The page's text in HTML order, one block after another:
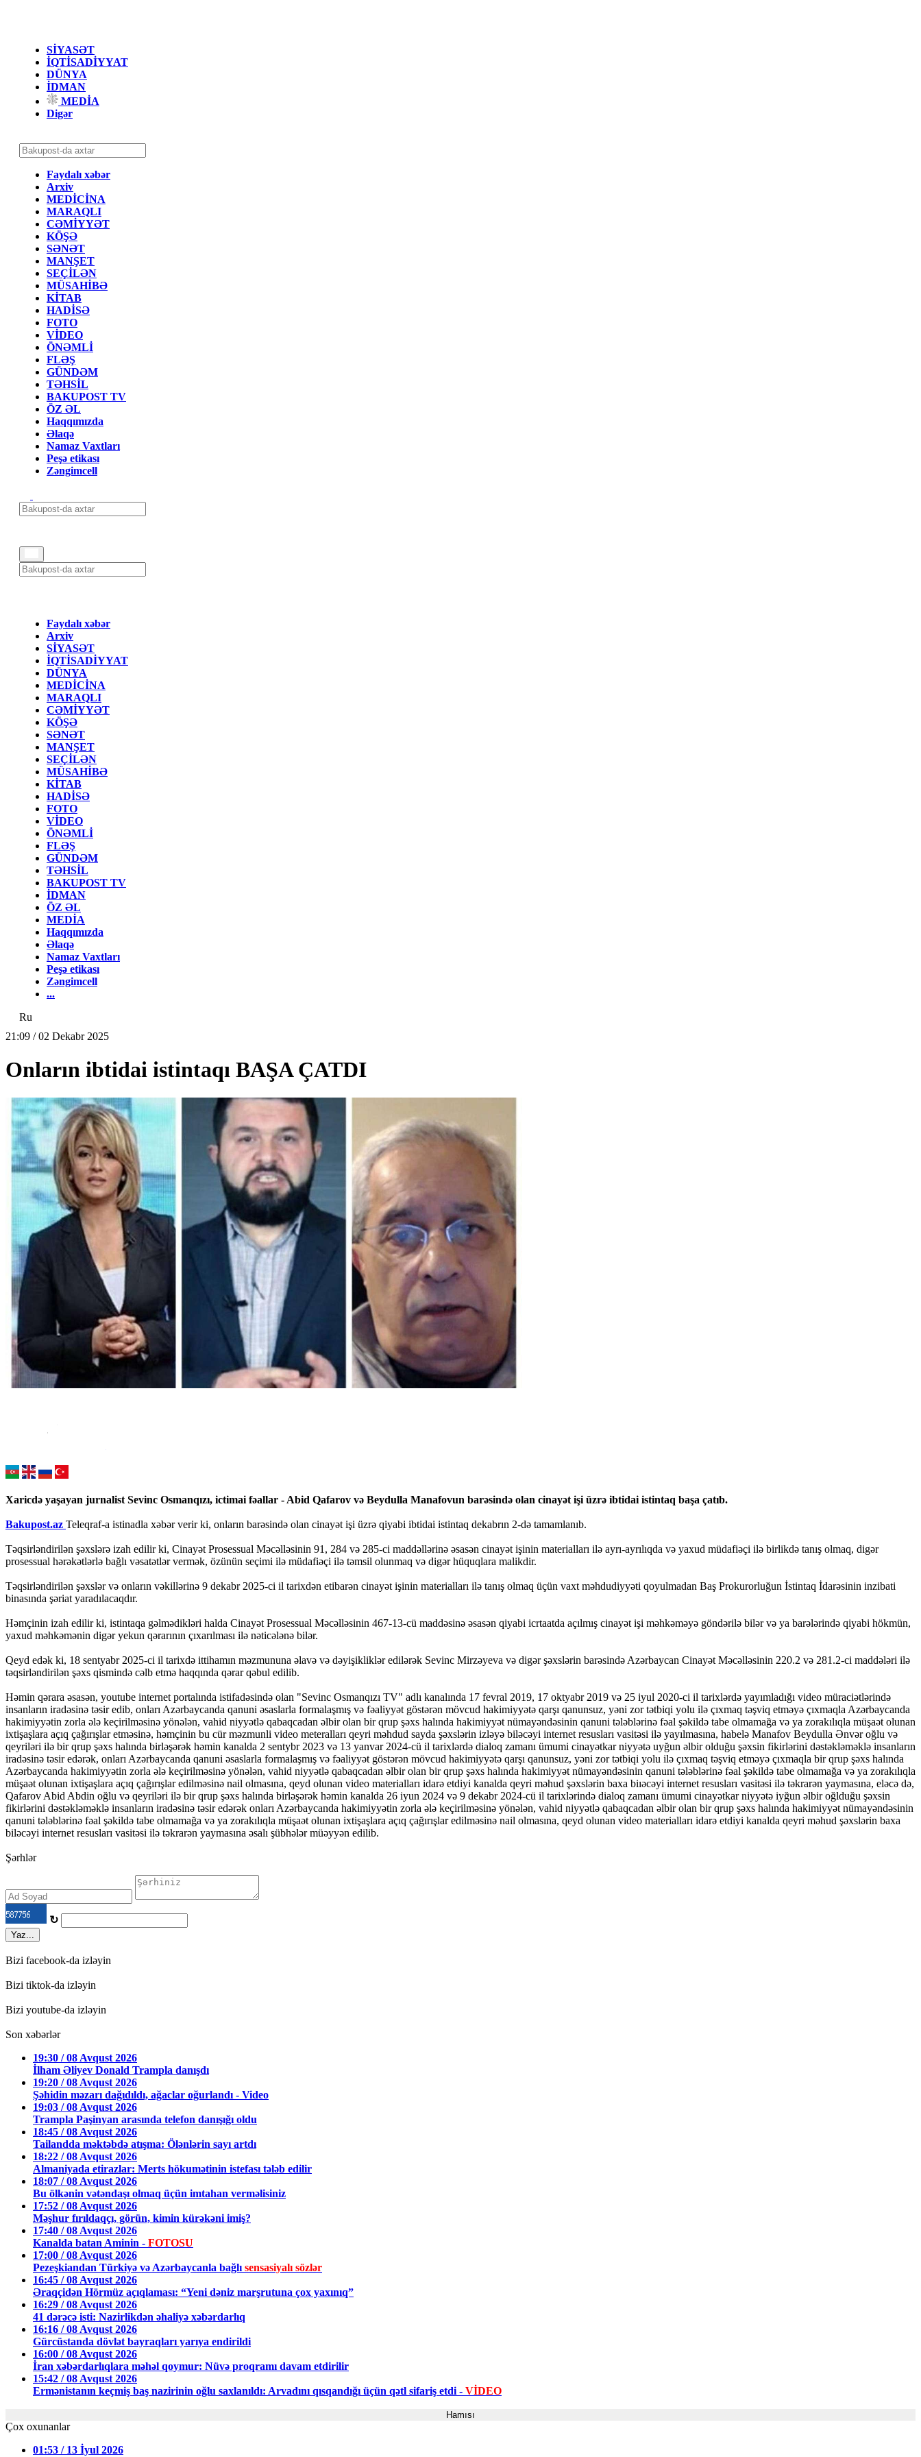
SİYASƏT
İQTİSADİYYAT
DÜNYA
İDMAN
MEDİA
Digər
Faydalı xəbər
Arxiv
MEDİCİNA
MARAQLI
CƏMİYYƏT
KÖŞƏ
SƏNƏT
MANŞET
SEÇİLƏN
MÜSAHİBƏ
KİTAB
HADİSƏ
FOTO
VİDEO
ÖNƏMLİ
FLƏŞ
GÜNDƏM
TƏHSİL
BAKUPOST TV
ÖZ ƏL
Haqqımızda
Əlaqə
Namaz Vaxtları
Peşə etikası
Zəngimcell
Faydalı xəbər
Arxiv
SİYASƏT
İQTİSADİYYAT
DÜNYA
MEDİCİNA
MARAQLI
CƏMİYYƏT
KÖŞƏ
SƏNƏT
MANŞET
SEÇİLƏN
MÜSAHİBƏ
KİTAB
HADİSƏ
FOTO
VİDEO
ÖNƏMLİ
FLƏŞ
GÜNDƏM
TƏHSİL
BAKUPOST TV
İDMAN
ÖZ ƏL
MEDİA
Haqqımızda
Əlaqə
Namaz Vaxtları
Peşə etikası
Zəngimcell
...
Ru
21:09 / 02 Dekabr 2025
Onların ibtidai istintaqı BAŞA ÇATDI
Xaricdə yaşayan jurnalist Sevinc Osmanqızı, ictimai fəallar - Abid Qafarov və Beydulla Manafovun barəsində olan cinayət işi üzrə ibtidai istintaq başa çatıb.
Bakupost.az Teleqraf-a istinadla xəbər verir ki, onların barəsində olan cinayət işi üzrə qiyabi ibtidai istintaq dekabrın 2-də tamamlanıb.
Təqsirləndirilən şəxslərə izah edilir ki, Cinayət Prosessual Məcəlləsinin 91, 284 və 285-ci maddəllərinə əsasən cinayət işinin materialları ilə ayrı-ayrılıqda və yaxud müdafiəçi ilə birlikdə tanış olmaq, digər
prosessual hərəkətlərlə bağlı vəsatətlər vermək, özünün seçimi ilə müdafiəçi ilə təmsil olunmaq və digər hüquqlara malikdir.
Təqsirləndirilən şəxslər və onların vəkillərinə 9 dekabr 2025-ci il tarixdən etibarən cinayət işinin materialları ilə tanış olmaq üçün vaxt məhdudiyyəti qoyulmadan Baş Prokurorluğun İstintaq İdarəsinin inzibati
binasında şəriat yaradılacaqdır.
Həmçinin izah edilir ki, istintaqa gəlmədikləri halda Cinayət Prosessual Məcəlləsinin 467-13-cü maddəsinə əsasən qiyabi icrtaatda açılmış cinayət işi məhkəməyə göndərilə bilər və ya barələrində qiyabi hökmün,
yaxud məhkəmənin digər yekun qərarının çıxarılması ilə nəticələnə bilər.
Qeyd edək ki, 18 sentyabr 2025-ci il tarixdə ittihamın məzmununa əlavə və dəyişikliklər edilərək Sevinc Mirzəyeva və digər şəxslərin barəsində Azərbaycan Cinayət Məcəlləsinin 220.2 və 281.2-ci maddələri ilə
təqsirləndirilən şəxs qismində cəlb etmə haqqında qərar qəbul edilib.
Həmin qərara əsasən, youtube internet portalında istifadəsində olan "Sevinc Osmanqızı TV" adlı kanalında 17 fevral 2019, 17 oktyabr 2019 və 25 iyul 2020-ci il tarixlərdə yayımladığı video müraciətlərində
insanların iradəsinə təsir edib, onları Azərbaycanda qanuni əsaslarla formalaşmış və fəaliyyət göstərən mövcud hakimiyyətə qarşı qanunsuz, yəni zor tətbiqi yolu ilə çıxmaq təşviq etməyə çıxmaqla Azərbaycanda
hakimiyyətin zorla ələ keçirilməsinə yönələn, vahid niyyətlə qabaqcadan əlbir olan bir qrup şəxs halında hakimiyyət nümayəndəsinin qanuni tələblərinə fəal şəkildə tabe olmamağa və ya zorakılıqla müşaət olunan
ixtişaşlara açıq çağırışlar etməsinə, həmçinin bu cür məzmunli video meteralları qeyri məhdud sayda şəxslərin izləyə biləcəyi internet resusları vasitəsi ilə yayılmasına, habelə Manafov Beydulla Ənvər oğlu və
qeyriləri ilə bir qrup şəxs halında birləşərək həmin kanalda 2 sentybr 2023 və 13 yanvar 2024-cü il tarixlərdə dialoq zamanı ümumi cinayətkar niyyətə uyğun əlbir olduğu şəxsin fikirlərini dəstəkləməklə insanların
iradəsinə təsir edərək, onları Azərbaycanda qanuni əsaslarla formalaşmış və fəaliyyət göstərən mövcud hakimiyyətə qarşı qanunsuz, yəni zor tətbiqi yolu ilə çıxmaq təşviq etməyə çıxmaqla bir qrup şəxs halında
Azərbaycanda hakimiyyətin zorla ələ keçirilməsinə yönələn, vahid niyyətlə qabaqcadan əlbir olan bir qrup şəxs halında hakimiyyət nümayəndəsinin qanuni tələblərinə fəal şəkildə tabe olmamağa və ya zorakılıqla
müşaət olunan ixtişaşlara açıq çağırışlar edilməsinə nail olmasına, qeyd olunan video materialları idarə etdiyi kanalda qeyri məhud şəxslərin baxa biıəcəyi internet resusları vasitəsi ilə təkrarən yaymasına, eləcə də,
Qafarov Abid Abdin oğlu və qeyriləri ilə bir qrup şəxs halında birləşərək həmin kanalda 26 iyun 2024 və 9 dekabr 2024-cü il tarixlərində dialoq zamanı ümumi cinayətkar niyyətə iyğun əlbir oğlduğu şəxsin
fikirlərini dəstəkləməklə insanların iradəsinə təsir edərək onları Azərbaycanda hakimiyyətin zorla ələ keçirilməsinə yönələn, vahid niyyətlə qabaqcadan əlbir olan bir qrup şəxs halında hakimiyyət nümayəndəsinin
qanuni tələblərinə fəal şəkildə tabe olmamağa və ya zorakılıqla müşaət olunan ixtişaşlara açıq çağırışlar edilməsinə nail olmasına, qeyd olunan video materialları idarə etdiyi kanalda qeyri məhud şəxslərin baxa
biləcəyi internet resusları vasitəsi ilə təkrarən yaymasına əsalı şübhələr müəyyən edilib.
Şərhlər
↻
Yaz...
Bizi facebook-da izləyin
Bizi tiktok-da izləyin
Bizi youtube-da izləyin
Son xəbərlər
19:30 / 08 Avqust 2026
İlham Əliyev Donald Trampla danışdı
19:20 / 08 Avqust 2026
Şəhidin məzarı dağıdıldı, ağaclar oğurlandı - Video
19:03 / 08 Avqust 2026
Trampla Paşinyan arasında telefon danışığı oldu
18:45 / 08 Avqust 2026
Tailandda məktəbdə atışma: Ölənlərin sayı artdı
18:22 / 08 Avqust 2026
Almaniyada etirazlar: Merts hökumətinin istefası tələb edilir
18:07 / 08 Avqust 2026
Bu ölkənin vətəndaşı olmaq üçün imtahan verməlisiniz
17:52 / 08 Avqust 2026
Məşhur fırıldaqçı, görün, kimin kürəkəni imiş?
17:40 / 08 Avqust 2026
Kanalda batan Aminin - FOTOSU
17:00 / 08 Avqust 2026
Pezeşkiandan Türkiyə və Azərbaycanla bağlı sensasiyalı sözlər
16:45 / 08 Avqust 2026
Əraqçidən Hörmüz açıqlaması: “Yeni dəniz marşrutuna çox yaxınıq”
16:29 / 08 Avqust 2026
41 dərəcə isti: Nazirlikdən əhaliyə xəbərdarlıq
16:16 / 08 Avqust 2026
Gürcüstanda dövlət bayraqları yarıya endirildi
16:00 / 08 Avqust 2026
İran xəbərdarlıqlara məhəl qoymur: Nüvə proqramı davam etdirilir
15:42 / 08 Avqust 2026
Ermənistanın keçmiş baş nazirinin oğlu saxlanıldı: Arvadını qısqandığı üçün qətl sifariş etdi - VİDEO
Hamısı
Çox oxunanlar
01:53 / 13 İyul 2026